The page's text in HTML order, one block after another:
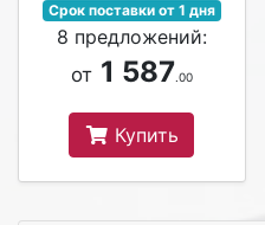
Срок поставки от 1 дня
8 предложений:
от 1 587.00
Купить